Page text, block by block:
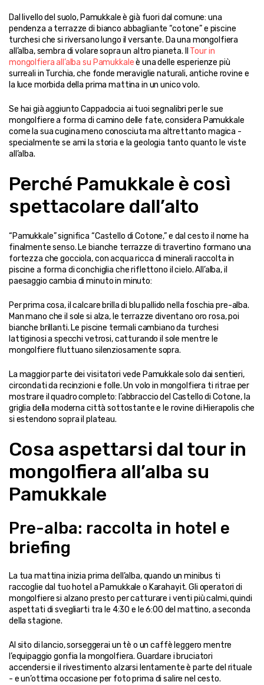
Dal livello del suolo, Pamukkale è già fuori dal comune: una
pendenza a terrazze di bianco abbagliante “cotone” e piscine
turchesi che si riversano lungo il versante. Da una mongolfiera
all’alba, sembra di volare sopra un altro pianeta. Il Tour in
mongolfiera all’alba su Pamukkale è una delle esperienze più
surreali in Turchia, che fonde meraviglie naturali, antiche rovine e
la luce morbida della prima mattina in un unico volo.
Se hai già aggiunto Cappadocia ai tuoi segnalibri per le sue
mongolfiere a forma di camino delle fate, considera Pamukkale
come la sua cugina meno conosciuta ma altrettanto magica -
specialmente se ami la storia e la geologia tanto quanto le viste
all’alba.
Perché Pamukkale è così
spettacolare dall’alto
“Pamukkale” significa “Castello di Cotone,” e dal cesto il nome ha
finalmente senso. Le bianche terrazze di travertino formano una
fortezza che gocciola, con acqua ricca di minerali raccolta in
piscine a forma di conchiglia che riflettono il cielo. All’alba, il
paesaggio cambia di minuto in minuto:
Per prima cosa, il calcare brilla di blu pallido nella foschia pre-alba.
Man mano che il sole si alza, le terrazze diventano oro rosa, poi
bianche brillanti. Le piscine termali cambiano da turchesi
lattiginosi a specchi vetrosi, catturando il sole mentre le
mongolfiere fluttuano silenziosamente sopra.
La maggior parte dei visitatori vede Pamukkale solo dai sentieri,
circondati da recinzioni e folle. Un volo in mongolfiera ti ritrae per
mostrare il quadro completo: l’abbraccio del Castello di Cotone, la
griglia della moderna città sottostante e le rovine di Hierapolis che
si estendono sopra il plateau.
Cosa aspettarsi dal tour in
mongolfiera all’alba su
Pamukkale
Pre-alba: raccolta in hotel e
briefing
La tua mattina inizia prima dell’alba, quando un minibus ti
raccoglie dal tuo hotel a Pamukkale o Karahayit. Gli operatori di
mongolfiere si alzano presto per catturare i venti più calmi, quindi
aspettati di svegliarti tra le 4:30 e le 6:00 del mattino, a seconda
della stagione.
Al sito di lancio, sorseggerai un tè o un caffè leggero mentre
l’equipaggio gonfia la mongolfiera. Guardare i bruciatori
accendersi e il rivestimento alzarsi lentamente è parte del rituale
- e un’ottima occasione per foto prima di salire nel cesto.